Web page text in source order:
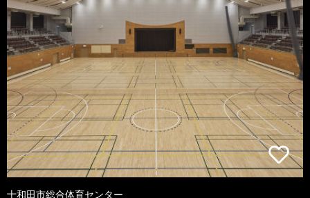
十和田市総合体育センター